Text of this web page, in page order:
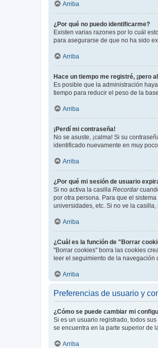
Arriba
¿Por qué no puedo identificarme?
Existen varias razones por lo cuál
para asegurarse de que no ha sido
Arriba
Hace un tiempo me registré, ¡pero
Es posible que la administración
tiempo para reducir el peso de la
Arriba
¡Perdí mi contraseña!
No se asuste, ¡calma! Si su
identificado nuevamente en muy
Arriba
¿Por qué mi sesión de usuario
Si no activa la casilla Recordar
por otra persona. Para que el
universidades, etc. Si no ve la
Arriba
¿Cuál es la función de "Borrar
"Borrar cookies" borra las cookies
leer el seguimiento de la
Arriba
Preferencias de usuario y
¿Cómo se puede cambiar mi
Si es un usuario registrado, todos
se encuentra en la parte superior de
Arriba